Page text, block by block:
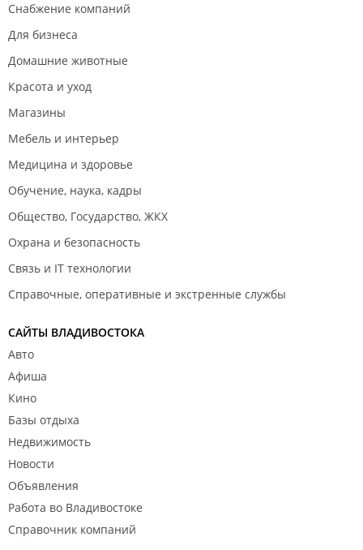
Снабжение компаний
Для бизнеса
Домашние животные
Красота и уход
Магазины
Мебель и интерьер
Медицина и здоровье
Обучение, наука, кадры
Общество, Государство, ЖКХ
Охрана и безопасность
Связь и IT технологии
Справочные, оперативные и экстренные службы
САЙТЫ ВЛАДИВОСТОКА
Авто
Афиша
Кино
Базы отдыха
Недвижимость
Новости
Объявления
Работа во Владивостоке
Справочник компаний